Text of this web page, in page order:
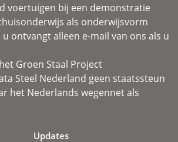
voertuigen bij een demonstratie
als onderwijsvorm
u ontvangt alleen e-mail van ons als u
Groen Staal Project
Steel Nederland geen staatssteun
het Nederlands wegennet als
Updates